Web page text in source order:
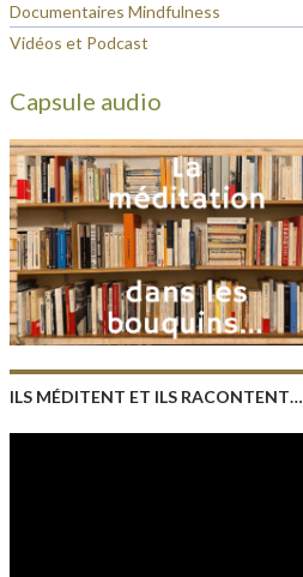
Documentaires Mindfulness
Vidéos et Podcast
Capsule audio
ILS MÉDITENT ET ILS RACONTENT…